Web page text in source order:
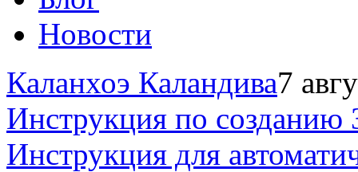
Новости
Каланхоэ Каландива7
Инструкция по созданию
Инструкция для